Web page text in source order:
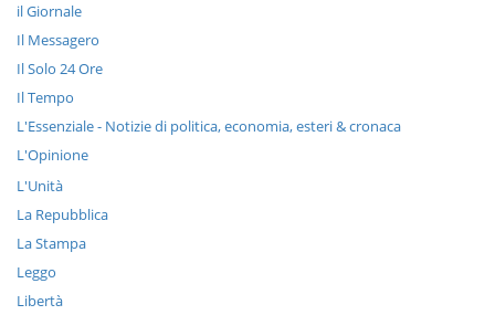
il Giornale
Il Messagero
Il Solo 24 Ore
Il Tempo
L'Essenziale - Notizie di politica, economia, esteri & cronaca
L'Opinione
L'Unità
La Repubblica
La Stampa
Leggo
Libertà